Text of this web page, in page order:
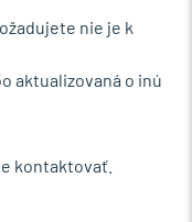
nie je k
aktualizovaná o inú
kontaktovať.